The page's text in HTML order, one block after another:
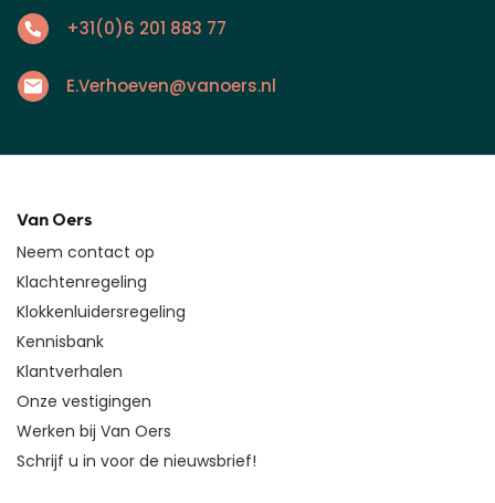
+31(0)6 201 883 77
E.Verhoeven@vanoers.nl
Van Oers
Neem contact op
Klachtenregeling
Klokkenluidersregeling
Kennisbank
Klantverhalen
Onze vestigingen
Werken bij Van Oers
Schrijf u in voor de nieuwsbrief!